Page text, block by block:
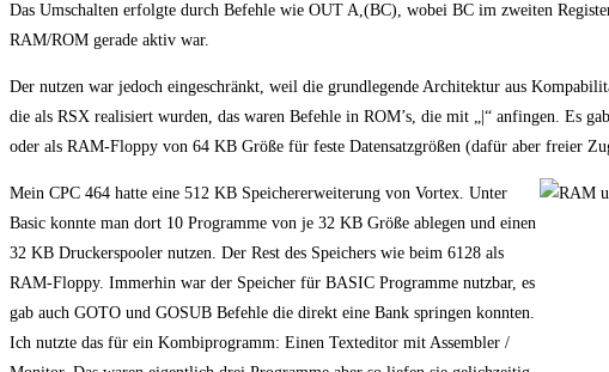
Das Umschalten erfolgte durch Befehle wie OUT A,(BC), wobei BC im zweiten
RAM/ROM gerade aktiv war.
Der nutzen war jedoch eingeschränkt, weil die grundlegende Architektur aus
die als RSX realisiert wurden, das waren Befehle in ROM’s, die mit „|“ anfingen. Es
oder als RAM-Floppy von 64 KB Größe für feste Datensatzgrößen (dafür aber freier
Mein CPC 464 hatte eine 512 KB Speichererweiterung von Vortex. Unter
Basic konnte man dort 10 Programme von je 32 KB Größe ablegen und einen
32 KB Druckerspooler nutzen. Der Rest des Speichers wie beim 6128 als
RAM-Floppy. Immerhin war der Speicher für BASIC Programme nutzbar, es
gab auch GOTO und GOSUB Befehle die direkt eine Bank springen konnten.
Ich nutzte das für ein Kombiprogramm: Einen Texteditor mit Assembler /